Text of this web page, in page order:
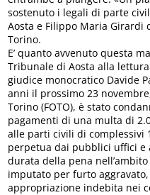
sostenuto i legali di parte
Aosta e Filippo Maria Girardi
Torino.
E’ quanto avvenuto questa
Tribunale di Aosta alla
giudice monocratico Davide
anni il prossimo 23
Torino (FOTO), è stato
pagamenti di una multa di
alle parti civili di complessivi
perpetua dai pubblici uffici e
durata della pena
imputato per furto
appropriazione indebita nei